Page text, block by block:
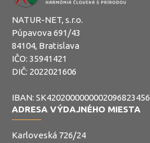
NATUR-NET, s.r.o.
Púpavova 691/43
84104, Bratislava
IČO: 35941421
DIČ: 2022021606
IBAN: SK4202000000002096823456
ADRESA VÝDAJNÉHO MIESTA
Karloveská 726/24